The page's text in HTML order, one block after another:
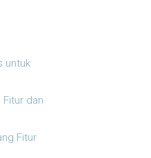
untuk
Fitur dan
Fitur